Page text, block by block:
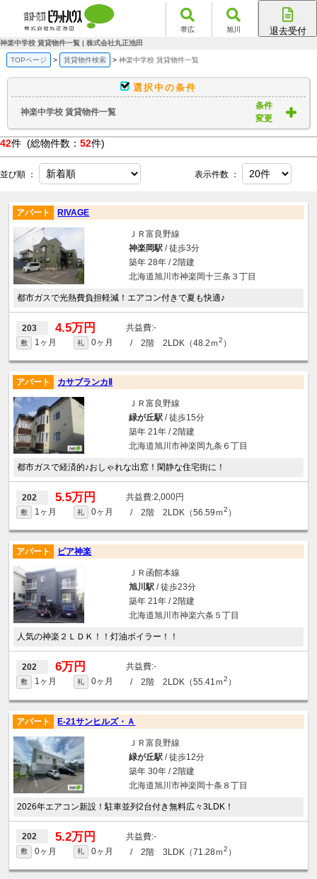
帯広 旭川 退去受付
神楽中学校 賃貸物件一覧 | 株式会社丸正池田
TOPページ 賃貸物件検索 神楽中学校 賃貸物件一覧
選択中の条件
神楽中学校 賃貸物件一覧
条件
変更
42件 (総物件数： 52件)
並び順 ： 表示件数 ：
アパート RIVAGE
ＪＲ富良野線
神楽岡駅/ 徒歩3分
築年 28年 / 2階建
北海道旭川市神楽岡十三条３丁目
都市ガスで光熱費負担軽減！エアコン付きで夏も快適♪
203 4.5万円 -
敷 1ヶ月 礼 0ヶ月 / 2階 2LDK（48.2ｍ2 ）
アパート カサブランカⅡ
ＪＲ富良野線
緑が丘駅/ 徒歩15分
築年 21年 / 2階建
北海道旭川市神楽岡九条６丁目
都市ガスで経済的♪おしゃれな出窓！閑静な住宅街に！
202 5.5万円 2,000円
敷 1ヶ月 礼 0ヶ月 / 2階 2LDK（56.59ｍ2 ）
アパート ピア神楽
ＪＲ函館本線
旭川駅/ 徒歩23分
築年 21年 / 2階建
北海道旭川市神楽六条５丁目
人気の神楽２ＬＤＫ！！灯油ボイラー！！
202 6万円 -
敷 1ヶ月 礼 0ヶ月 / 2階 2LDK（55.41ｍ2 ）
アパート E-21サンヒルズ・Ａ
ＪＲ富良野線
緑が丘駅/ 徒歩12分
築年 30年 / 2階建
北海道旭川市神楽岡十条８丁目
2026年エアコン新設！駐車並列2台付き無料広々3LDK！
202 5.2万円 -
敷 0ヶ月 礼 0ヶ月 / 2階 3LDK（71.28ｍ2 ）